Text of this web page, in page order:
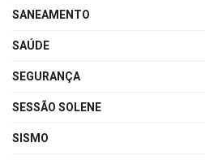
SANEAMENTO
SAÚDE
SEGURANÇA
SESSÃO SOLENE
SISMO